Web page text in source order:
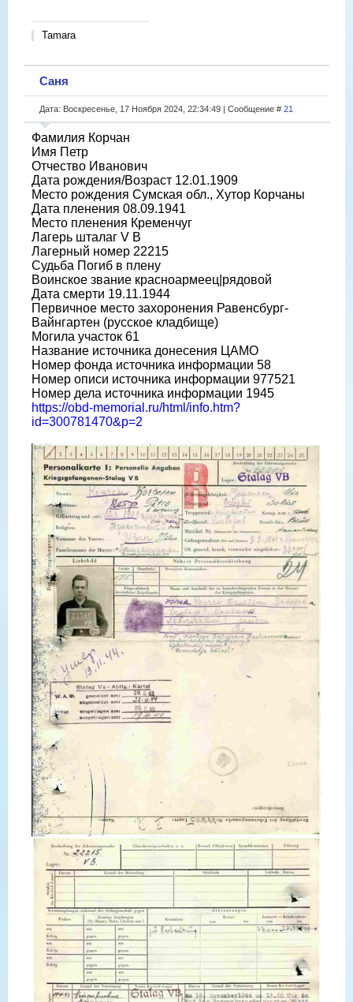
Tamara
Саня
Дата: Воскресенье, 17 Ноября 2024, 22:34:49 | Сообщение # 21
Фамилия Корчан
Имя Петр
Отчество Иванович
Дата рождения/Возраст 12.01.1909
Место рождения Сумская обл., Хутор Корчаны
Дата пленения 08.09.1941
Место пленения Кременчуг
Лагерь шталаг V B
Лагерный номер 22215
Судьба Погиб в плену
Воинское звание красноармеец|рядовой
Дата смерти 19.11.1944
Первичное место захоронения Равенсбург-
Вайнгартен (русское кладбище)
Могила участок 61
Название источника донесения ЦАМО
Номер фонда источника информации 58
Номер описи источника информации 977521
Номер дела источника информации 1945
https://obd-memorial.ru/html/info.htm?
id=300781470&p=2